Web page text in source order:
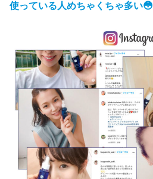
使っている人めちゃくちゃ多い😳